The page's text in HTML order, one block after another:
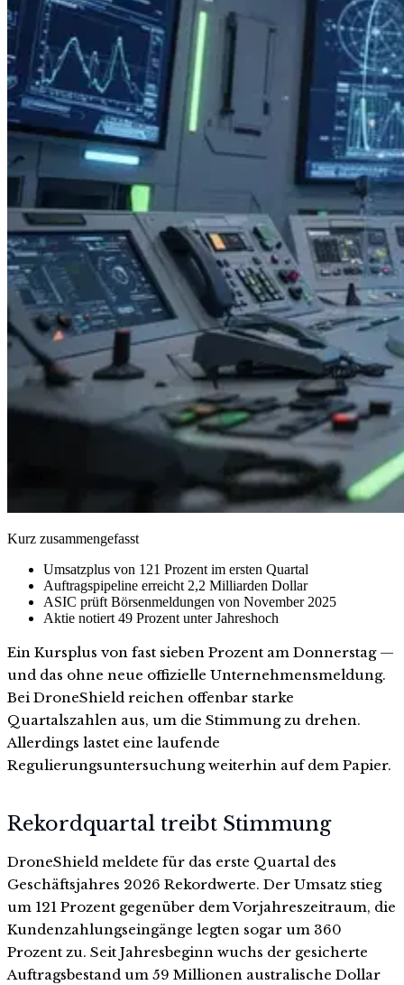
Kurz zusammengefasst
Umsatzplus von 121 Prozent im ersten Quartal
Auftragspipeline erreicht 2,2 Milliarden Dollar
ASIC prüft Börsenmeldungen von November 2025
Aktie notiert 49 Prozent unter Jahreshoch
Ein Kursplus von fast sieben Prozent am Donnerstag —
und das ohne neue offizielle Unternehmensmeldung.
Bei DroneShield reichen offenbar starke
Quartalszahlen aus, um die Stimmung zu drehen.
Allerdings lastet eine laufende
Regulierungsuntersuchung weiterhin auf dem Papier.
Rekordquartal treibt Stimmung
DroneShield meldete für das erste Quartal des
Geschäftsjahres 2026 Rekordwerte. Der Umsatz stieg
um 121 Prozent gegenüber dem Vorjahreszeitraum, die
Kundenzahlungseingänge legten sogar um 360
Prozent zu. Seit Jahresbeginn wuchs der gesicherte
Auftragsbestand um 59 Millionen australische Dollar